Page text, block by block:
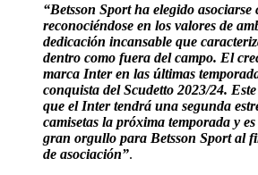
“Betsson Sport ha elegido asociarse
reconociéndose en los valores de
dedicación incansable que
dentro como fuera del campo. El
marca Inter en las últimas
conquista del Scudetto 2023/24.
que el Inter tendrá una segunda
camisetas la próxima temporada y
gran orgullo para Betsson Sport al
de asociación”.